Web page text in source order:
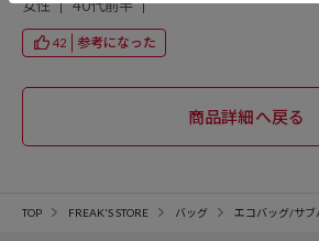
女性
40代前半
42 参考になった
TOP FREAK'S STORE バッグ エコバッグ/サブ